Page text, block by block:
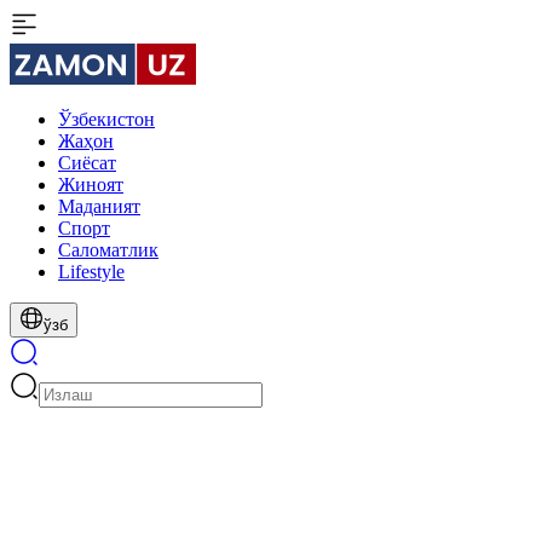
Ўзбекистон
Жаҳон
Сиёсат
Жиноят
Маданият
Спорт
Cаломатлик
Lifestyle
ўзб